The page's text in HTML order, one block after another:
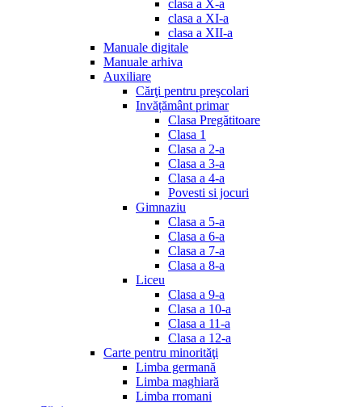
clasa a X-a
clasa a XI-a
clasa a XII-a
Manuale digitale
Manuale arhiva
Auxiliare
Cărţi pentru preşcolari
Invățământ primar
Clasa Pregătitoare
Clasa 1
Clasa a 2-a
Clasa a 3-a
Clasa a 4-a
Povesti si jocuri
Gimnaziu
Clasa a 5-a
Clasa a 6-a
Clasa a 7-a
Clasa a 8-a
Liceu
Clasa a 9-a
Clasa a 10-a
Clasa a 11-a
Clasa a 12-a
Carte pentru minorităţi
Limba germană
Limba maghiară
Limba rromani